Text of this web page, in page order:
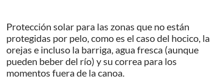
Protección solar para las zonas que no están
protegidas por pelo, como es el caso del hocico, la
orejas e incluso la barriga, agua fresca (aunque
pueden beber del río) y su correa para los
momentos fuera de la canoa.